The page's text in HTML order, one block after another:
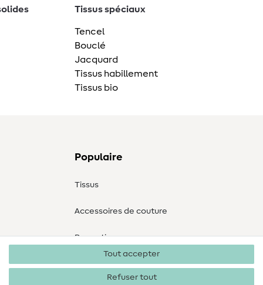
Tissus spéciaux
Tencel
Bouclé
Jacquard
Tissus habillement
Tissus bio
Populaire
Tissus
Accessoires de couture
Promotions
Tout accepter
Refuser tout